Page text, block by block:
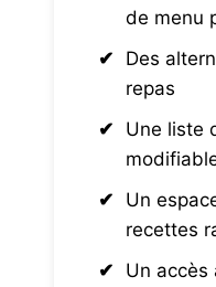
de menu
Des
repas
Une liste
Un
recettes
Un accès